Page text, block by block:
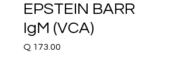
EPSTEIN BARR
IgM (VCA)
Q 173.00